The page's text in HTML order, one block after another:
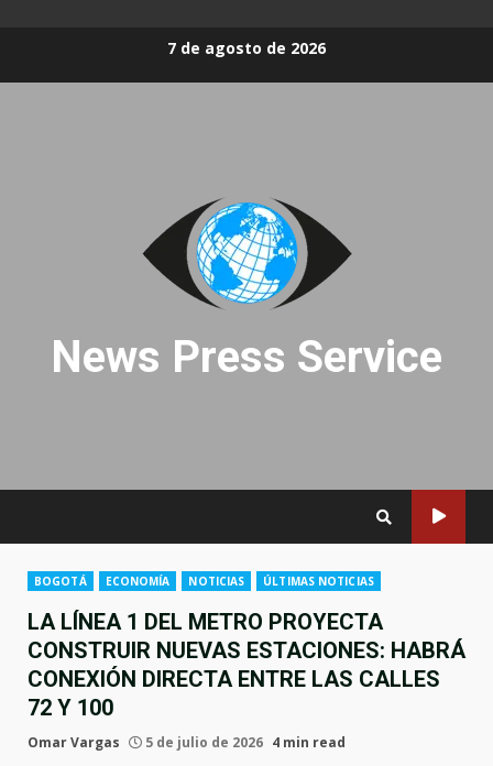
7 de agosto de 2026
News Press Service
BOGOTÁ ECONOMÍA NOTICIAS ÚLTIMAS NOTICIAS
LA LÍNEA 1 DEL METRO PROYECTA
CONSTRUIR NUEVAS ESTACIONES: HABRÁ
CONEXIÓN DIRECTA ENTRE LAS CALLES
72 Y 100
Omar Vargas 5 de julio de 2026 4 min read